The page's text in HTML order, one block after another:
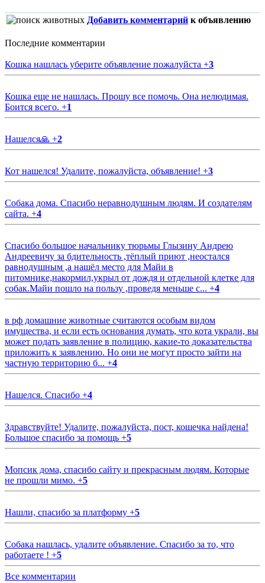
Добавить комментарий к объявлению
Последние комментарии
Кошка нашлась уберите объявление пожалуйста +3
Кошка еще не нашлась. Прошу все помочь. Она нелюдимая.
Боится всего. +1
Нашелся🙏 +2
Кот нашелся! Удалите, пожалуйста, объявление! +3
Собака дома. Спасибо неравнодушным людям. И создателям
сайта. +4
Спасибо большое начальнику тюрьмы Глызину Андрею
Андреевичу за бдительность ,тёплый приют ,неостался
равнодушным ,а нашёл место для Майи в
питомнике,накормил,укрыл от дождя и отдельной клетке для
собак.Майи пошло на пользу ,проведя меньше с... +4
в рф домашние животные считаются особым видом
имущества, и если есть основания думать, что кота украли, вы
может подать заявление в полицию, какие-то доказательства
приложить к заявлению. Но они не могут просто зайти на
частную территорию б... +4
Нашелся. Спасибо +4
Здравствуйте! Удалите, пожалуйста, пост, кошечка найдена!
Большое спасибо за помощь +5
Мопсик дома, спасибо сайту и прекрасным людям. Которые
не прошли мимо. +5
Нашли, спасибо за платформу +5
Собака нашлась, удалите объявление. Спасибо за то, что
работаете ! +5
Все комментарии